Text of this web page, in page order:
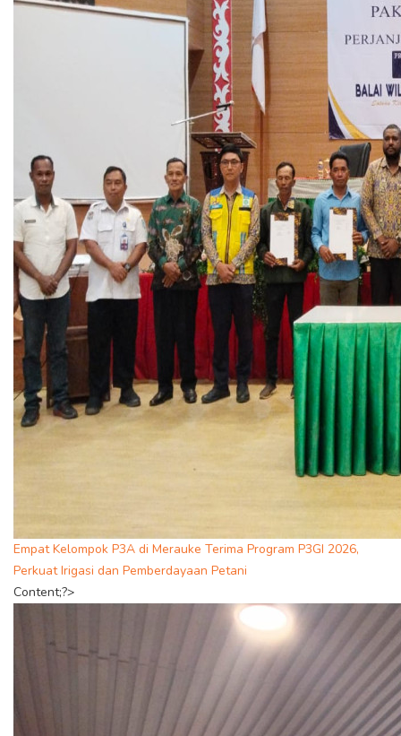
Empat Kelompok P3A di Merauke Terima Program P3GI 2026,
Perkuat Irigasi dan Pemberdayaan Petani
Content;?>